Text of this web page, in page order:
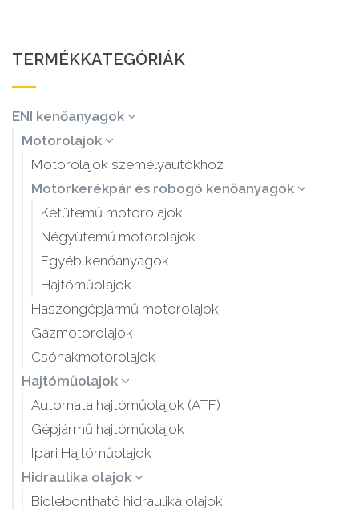
TERMÉKKATEGÓRIÁK
ENI kenőanyagok
Motorolajok
Motorolajok személyautókhoz
Motorkerékpár és robogó kenőanyagok
Kétütemű motorolajok
Négyütemű motorolajok
Egyéb kenőanyagok
Hajtóműolajok
Haszongépjármű motorolajok
Gázmotorolajok
Csónakmotorolajok
Hajtóműolajok
Automata hajtóműolajok (ATF)
Gépjármű hajtóműolajok
Ipari Hajtóműolajok
Hidraulika olajok
Biolebontható hidraulika olajok